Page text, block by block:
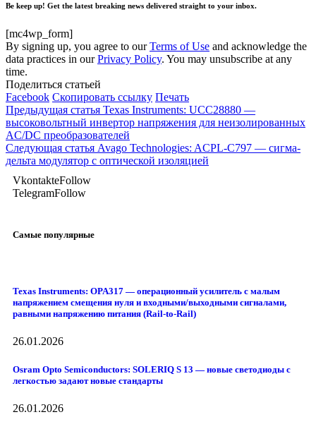
Be keep up! Get the latest breaking news delivered straight to your inbox.
[mc4wp_form]
By signing up, you agree to ourTerms of Use and acknowledge the
data practices in ourPrivacy Policy. You may unsubscribe at any
time.
Поделиться статьей
Facebook Скопировать ссылку Печать
Предыдущая статья Texas Instruments: UCC28880 —
высоковольтный инвертор напряжения для неизолированных
AC/DC преобразователей
Следующая статья Avago Technologies: ACPL-C797 — сигма-
дельта модулятор с оптической изоляцией
VkontakteFollow
TelegramFollow
Самые популярные
Texas Instruments: OPA317 — операционный усилитель с малым
напряжением смещения нуля и входными/выходными сигналами,
равными напряжению питания (Rail-to-Rail)
26.01.2026
Osram Opto Semiconductors: SOLERIQ S 13 — новые светодиоды с
легкостью задают новые стандарты
26.01.2026